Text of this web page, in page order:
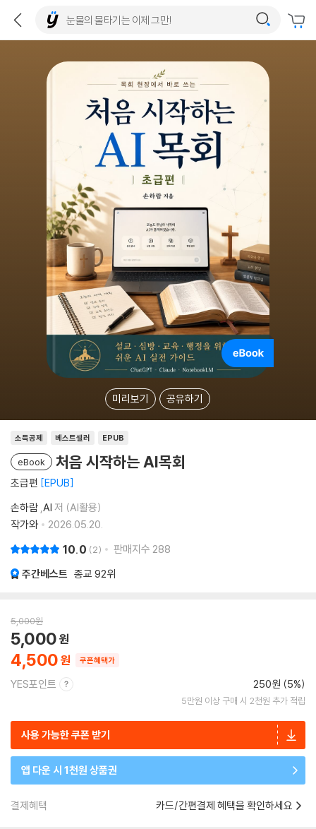
미리보기 공유하기
소득공제 베스트셀러 EPUB
eBook 처음 시작하는 AI목회
초급편 EPUB
손하람 ,AI 저 (AI활용)
작가와
2026.05.20.
10.0 2 판매지수 288
주간베스트 종교 92위
5,000원
4,500
5,000
쿠폰혜택가
YES포인트 250원 (5%)
5만원 이상 구매 시 2천원 추가 적립
사용 가능한 쿠폰 받기
앱 다운 시 1천원 상품권
결제혜택 카드/간편결제 혜택을 확인하세요